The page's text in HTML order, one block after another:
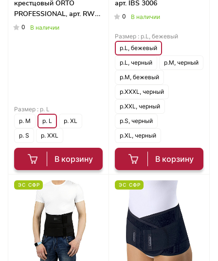
крестцовый ORTO
PROFESSIONAL, арт. RWA
4000
0 В наличии
В корзину
Размер : р. L
р. M
р. L
р. XL
р. S
р. XXL
арт. IBS 3006
0 В наличии
В корзину
Размер : р.L, бежевый
р.L, бежевый
р.L, черный
р.M, черный
р.M, бежевый
р.XXXL, черный
р.XXL, черный
р.S, черный
р.XL, черный
ЭС СФР ЭС СФР